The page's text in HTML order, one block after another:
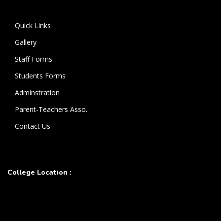
Quick Links
Gallery
Staff Forms
Students Forms
Adminstration
Parent-Teachers Asso.
Contact Us
College Location :